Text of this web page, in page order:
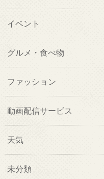
イベント
グルメ・食べ物
ファッション
動画配信サービス
天気
未分類